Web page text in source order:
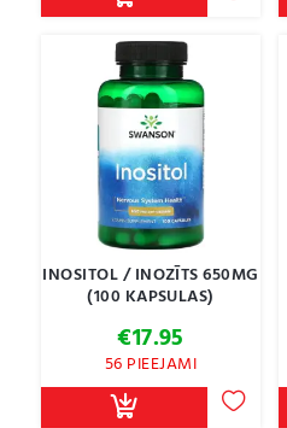
INOSITOL / INOZĪTS 650MG
(100 KAPSULAS)
€17.95
56 PIEEJAMI